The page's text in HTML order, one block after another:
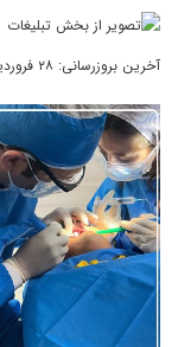
آخرین بروزرسانی: ۲۸ فروردین, ۱۴۰۲